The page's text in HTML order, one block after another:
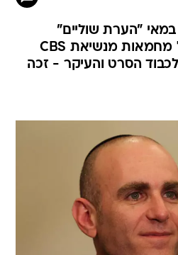
"הערת שוליים"
המועמד לאוסקר קיבל מחמאות מנשיאת CBS
הסרט והעיקר - זכה